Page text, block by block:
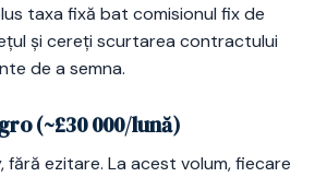
taxa fixă bat comisionul fix de
și cereți scurtarea contractului
de a semna.
(~£30 000/lună)
fără ezitare. La acest volum, fiecare